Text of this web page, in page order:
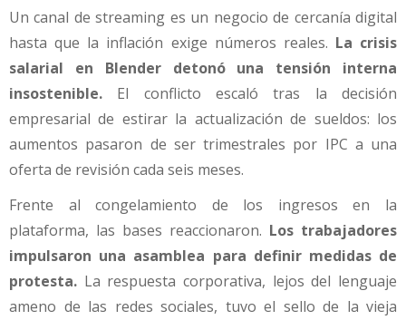
Un canal de streaming es un negocio de cercanía digital
hasta que la inflación exige números reales. La crisis
salarial en Blender detonó una tensión interna
insostenible. El conflicto escaló tras la decisión
empresarial de estirar la actualización de sueldos: los
aumentos pasaron de ser trimestrales por IPC a una
oferta de revisión cada seis meses.
Frente al congelamiento de los ingresos en la
plataforma, las bases reaccionaron. Los trabajadores
impulsaron una asamblea para definir medidas de
protesta. La respuesta corporativa, lejos del lenguaje
ameno de las redes sociales, tuvo el sello de la vieja